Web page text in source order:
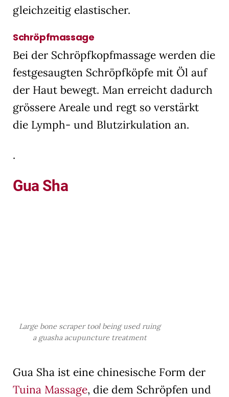
gleichzeitig elastischer.
Schröpfmassage
Bei der Schröpfkopfmassage werden die
festgesaugten Schröpfköpfe mit Öl auf
der Haut bewegt. Man erreicht dadurch
grössere Areale und regt so verstärkt
die Lymph- und Blutzirkulation an.
.
Gua Sha
Large bone scraper tool being used ruing
a guasha acupuncture treatment
Gua Sha ist eine chinesische Form der
Tuina Massage, die dem Schröpfen und